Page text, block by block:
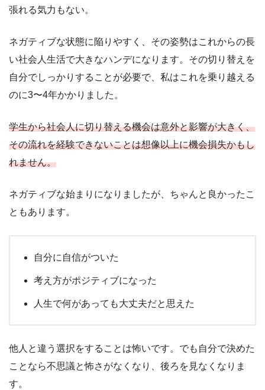
張れる気力もない。
ネガティブな状態に陥りやすく、その姿勢はこれからの長
い社会人生活で大きなハンデになります。その切り替えを
自分でしっかりすることが必要で、私はこれを乗り越える
のに3〜4年かかりました。
学生から社会人に切り替える機会は意外と影響が大きく、
その流れを経験できないことは想像以上に機会損失かもし
れません。
ネガティブな始まりになりましたが、ちゃんと良かったこ
ともあります。
自分に自信がついた
考え方がポジティブになった
人生で何があっても大丈夫だと思えた
他人と違う選択をすることは怖いです。でも自分で決めた
ことなら不思議と怖さがなくなり、後ろを見なくなりま
す。